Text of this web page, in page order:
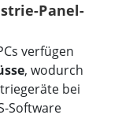
Panel-
verfügen
, wodurch
bei
Software